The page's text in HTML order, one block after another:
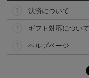
決済について
ギフト対応について
ヘルプページ